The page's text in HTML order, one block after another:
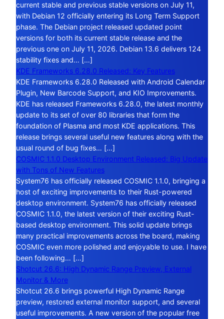
current stable and previous stable versions on July 11,
with Debian 12 officially entering its Long Term Support
phase. The Debian project released updated point
versions for both its current stable release and the
previous one on July 11, 2026. Debian 13.6 delivers 124
stability fixes and… […]
KDE Frameworks 6.28.0 Released: Key Features
KDE Frameworks 6.28.0 Released with Android Calendar
Plugin, New Barcode Support, and KIO Improvements.
KDE has released Frameworks 6.28.0, the latest monthly
update to its set of over 80 libraries that form the
foundation of Plasma and most KDE applications. This
release brings several useful new features along with the
usual round of bug fixes… […]
COSMIC 1.1.0 Desktop Environment Released: Big Update
with Tons of New Features
System76 has officially released COSMIC 1.1.0, bringing a
host of exciting improvements to their Rust-powered
desktop environment. System76 has officially released
COSMIC 1.1.0, the latest version of their exciting Rust-
based desktop environment. This solid update brings
many practical improvements across the board, making
COSMIC even more polished and enjoyable to use. I have
been following… […]
Shotcut 26.6: High Dynamic Range Preview, External
Monitor & More
Shotcut 26.6 brings powerful High Dynamic Range
preview, restored external monitor support, and several
useful improvements. A new version of the popular free